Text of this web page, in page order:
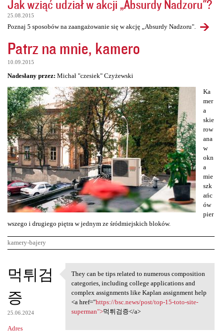
Jak wziąć udział w akcji „Absurdy Nadzoru"?
25.08.2015
Poznaj 5 sposobów na zaangażowanie się w akcję „Absurdy Nadzoru".
Patrz na mnie, kamero
10.09.2015
Nadesłany przez: Michał "czesiek" Czyżewski
Ka
mer
a
skie
row
ana
w
okn
a
mie
szk
ańc
ów
pier
wszego i drugiego piętra w jednym ze śródmiejskich bloków.
kamery-bajery
K
o
m
e
n
먹튀검
증
25.06.2024
Adres
They can be tips related to
They can be tips related to numerous composition
categories, including college applications and
complex assignments like Kaplan assignment help
<a href="https://bsc.news/post/top-15-toto-site-
superman">먹튀검증</a>